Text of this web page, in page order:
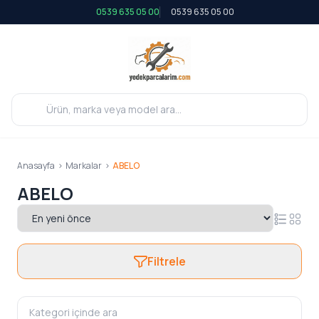
0539 635 05 00 0539 635 05 00
Anasayfa > Markalar > ABELO
ABELO
Filtrele